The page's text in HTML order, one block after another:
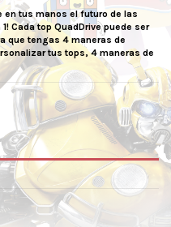
en tus manos el futuro de las
Cada top QuadDrive puede ser
que tengas 4 maneras de
tus tops, 4 maneras de